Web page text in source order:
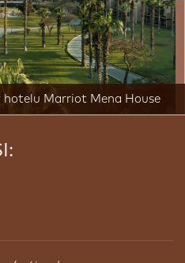
hotelu Marriot Mena House